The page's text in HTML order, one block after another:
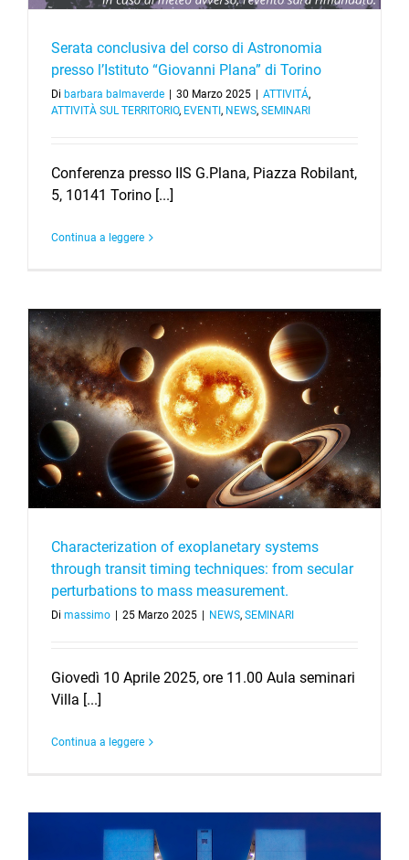
Serata conclusiva del corso di Astronomia
presso l’Istituto “Giovanni Plana” di Torino
Di barbara balmaverde 30 Marzo 2025 ATTIVITÁ,
ATTIVITÀ SUL TERRITORIO, EVENTI , NEWS, SEMINARI
Conferenza presso IIS G.Plana, Piazza Robilant,
5, 10141 Torino [...]
Continua a leggere
Characterization of exoplanetary systems
through transit timing techniques: from secular
perturbations to mass measurement.
Di massimo | 25 Marzo 2025 | NEWS, SEMINARI
Giovedì 10 Aprile 2025, ore 11.00 Aula seminari
Villa [...]
Continua a leggere